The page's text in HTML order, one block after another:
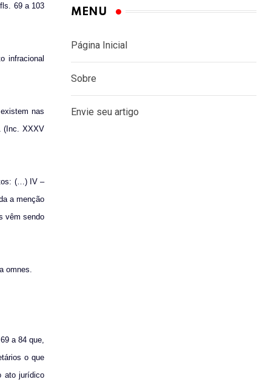
69 a103
infracional
nas
(Inc. XXXV
(…) IV –
a menção
vêm sendo
omnes.
69 a84 que,
o que
ato jurídico